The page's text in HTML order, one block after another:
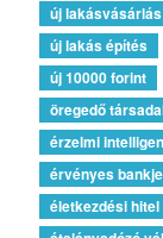
új
új lakás építés
új 10000 forint
öregedő
érzelmi
érvényes
életkezdési hitel